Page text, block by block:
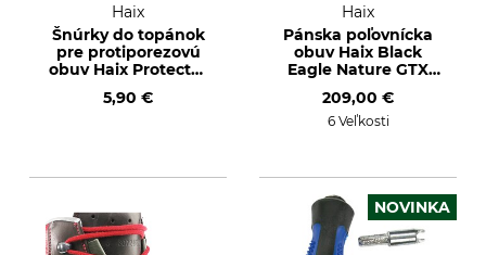
Haix
Šnúrky do topánok
pre protiporezovú
obuv Haix Protector
5,90 €
Haix
Pánska poľovnícka
obuv Haix Black
Eagle Nature GTX
209,00 €
6 Veľkosti
NOVINKA